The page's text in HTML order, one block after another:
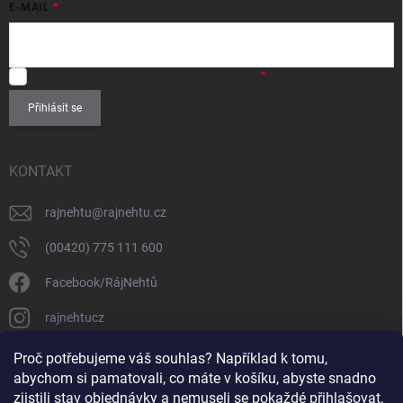
Proč potřebujeme váš souhlas? Například k tomu,
abychom si pamatovali, co máte v košíku, abyste snadno
zjistili stav objednávky a nemuseli se pokaždé přihlašovat,
E-MAIL
Přihlásit se
KONTAKT
rajnehtu@rajnehtu.cz
(00420) 775 111 600
Facebook/RájNehtů
rajnehtucz
https://www.youtube.com/@RajnehtuCzc